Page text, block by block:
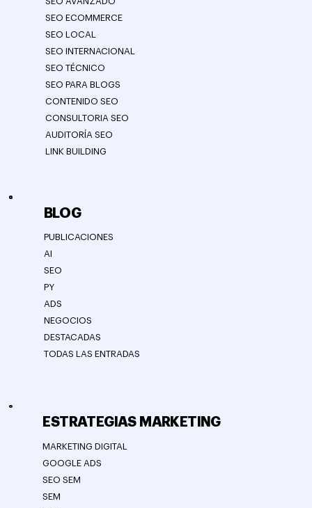
SEO ECOMMERCE
SEO LOCAL
SEO INTERNACIONAL
SEO TÉCNICO
SEO PARA BLOGS
CONTENIDO SEO
CONSULTORIA SEO
AUDITORÍA SEO
LINK BUILDING
ESTRATEGIAS MARKETING
MARKETING DIGITAL
GOOGLE ADS
SEO SEM
SEM
BLOG
PUBLICACIONES
AI
SEO
PY
ADS
NEGOCIOS
DESTACADAS
TODAS LAS ENTRADAS